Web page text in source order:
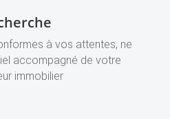
à vos attentes, ne
accompagné de votre
immobilier